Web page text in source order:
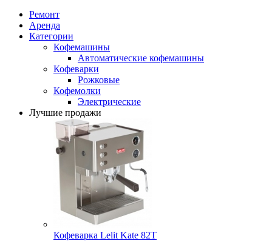
Ремонт
Аренда
Категории
Кофемашины
Автоматические кофемашины
Кофеварки
Рожковые
Кофемолки
Электрические
Лучшие продажи
Кофеварка Lelit Kate 82T